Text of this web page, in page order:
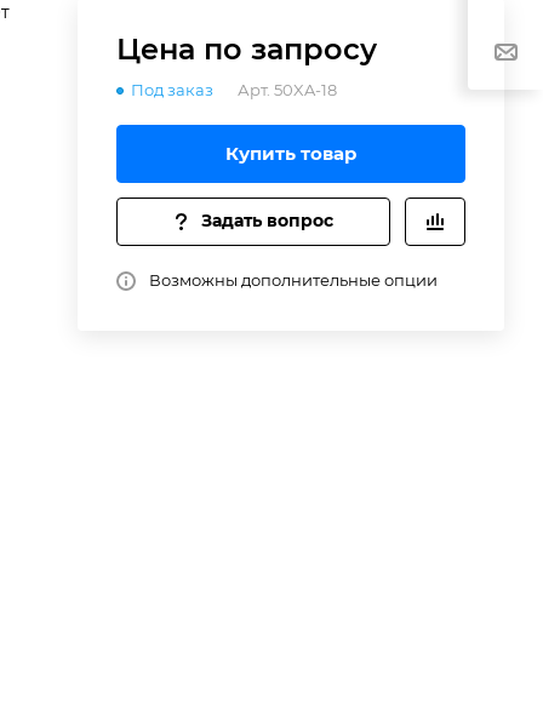
Цена по запросу
Под заказ Арт. 50XA-18
Купить товар
Задать вопрос
Возможны дополнительные опции